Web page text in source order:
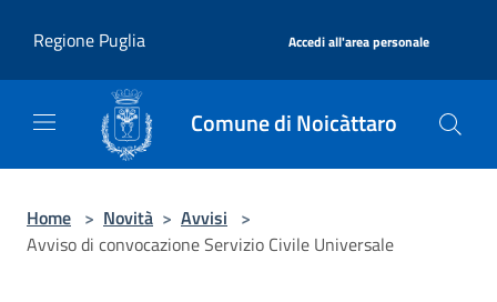
Regione Puglia
Accedi all'area personale
Comune di Noicàttaro
Home > Novità > Avvisi >
Avviso di convocazione Servizio Civile Universale